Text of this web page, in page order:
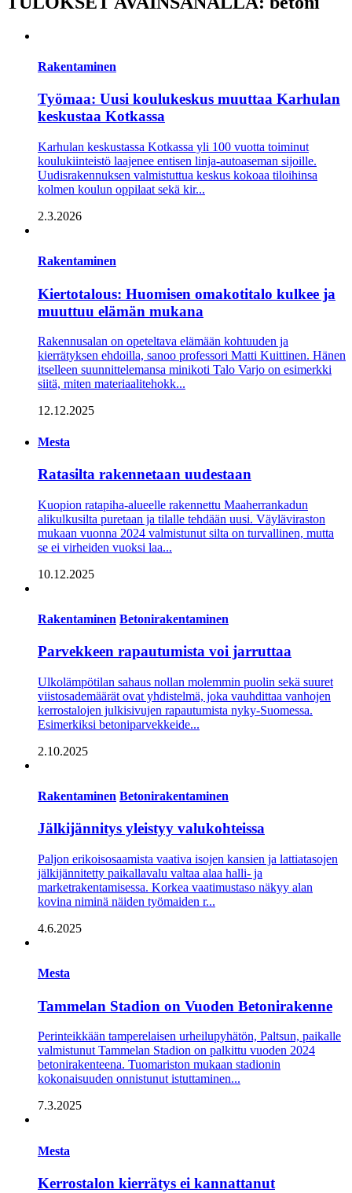
Rakentaminen
Työmaa: Uusi koulukeskus muuttaa Karhulan
keskustaa Kotkassa
Karhulan keskustassa Kotkassa yli 100 vuotta toiminut
koulukiinteistö laajenee entisen linja-autoaseman sijoille.
Uudisrakennuksen valmistuttua keskus kokoaa tiloihinsa
kolmen koulun oppilaat sekä kir...
2.3.2026
Rakentaminen
Kiertotalous: Huomisen omakotitalo kulkee ja
muuttuu elämän mukana
Rakennusalan on opeteltava elämään kohtuuden ja
kierrätyksen ehdoilla, sanoo professori Matti Kuittinen. Hänen
itselleen suunnittelemansa minikoti Talo Varjo on esimerkki
siitä, miten materiaalitehokk...
12.12.2025
Mesta
Ratasilta rakennetaan uudestaan
Kuopion ratapiha-alueelle rakennettu Maaherran­kadun
alikulkusilta puretaan ja tilalle tehdään uusi. Väyläviraston
mukaan vuonna 2024 valmistunut silta on turvallinen, mutta
se ei virheiden vuoksi laa...
10.12.2025
Rakentaminen Betonirakentaminen
Parvekkeen rapautumista voi jarruttaa
Ulkolämpötilan sahaus nollan molemmin puolin sekä suuret
viistosademäärät ovat yhdistelmä, joka vauhdittaa vanhojen
kerrostalojen julkisivujen rapautumista nyky-Suomessa.
Esimerkiksi betoniparvekkeide...
2.10.2025
Rakentaminen Betonirakentaminen
Jälkijännitys yleistyy valukohteissa
Paljon erikoisosaamista vaativa isojen kansien ja lattiatasojen
jälkijännitetty paikallavalu valtaa alaa halli- ja
marketrakentamisessa. Korkea vaatimustaso näkyy alan
kovina niminä näiden työmaiden r...
4.6.2025
Mesta
Tammelan Stadion on Vuoden Betonirakenne
Perinteikkään tamperelaisen urheilupyhätön, Paltsun, paikalle
valmistunut Tammelan Stadion on palkittu vuoden 2024
betonirakenteena. Tuomariston mukaan stadionin
kokonaisuuden onnistunut istuttaminen...
7.3.2025
Mesta
Kerrostalon kierrätys ei kannattanut